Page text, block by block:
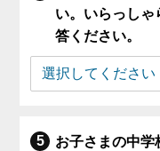
い。いらっしゃ
答ください。
お子さまの中学